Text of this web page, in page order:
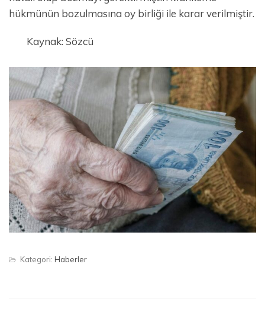
hükmünün bozulmasına oy birliği ile karar verilmiştir.
Kaynak: Sözcü
Kategori: Haberler